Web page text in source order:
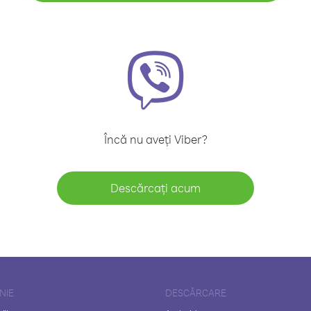
Încă nu aveți Viber?
Descărcați acum
DESCĂRCARE